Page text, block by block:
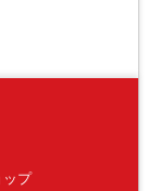
ップ